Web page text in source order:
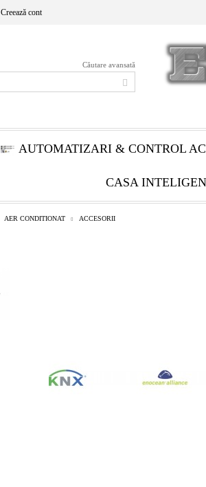
Creează cont
Căutare avansată
AUTOMATIZARI & CONTROL
CASA
AER CONDITIONAT ACCESORII